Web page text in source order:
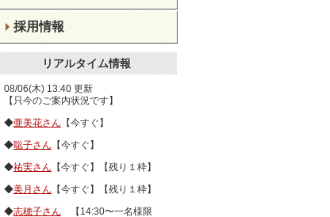
採用情報
リアルタイム情報
08/06(木) 13:40 更新
【只今のご案内状況です】
◆亜美花さん 【今すぐ】
◆聡子さん 【今すぐ】
◆祐実さん 【今すぐ】【残り１枠】
◆美月さん 【今すぐ】【残り１枠】
◆志穂子さん 【14:30〜一名様限